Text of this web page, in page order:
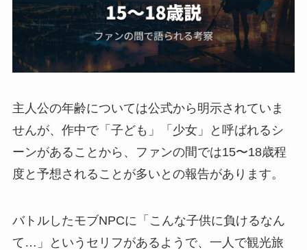
主人公の年齢については公式から明示されていま
せんが、作中で「子ども」「少女」と呼ばれるシ
ーンがあることから、ファンの間では15〜18歳程
度と予想されることが多いとの報告があります。
バトルしたモブNPCに「こんな子供に負けるなん
て…」というセリフがあるようで、一人で観光旅